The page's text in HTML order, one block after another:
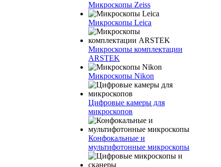
Микроскопы Zeiss
Микроскопы Leica
Микроскопы комплектации
ARSTEK
Микроскопы Nikon
Цифровые камеры для
микроскопов
Конфокальные и
мультифотонные микроскопы